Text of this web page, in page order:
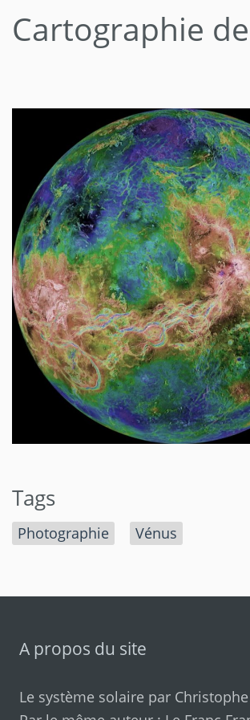
Cartographie
Tags
Photographie Vénus
A propos du site
Le système solaire par